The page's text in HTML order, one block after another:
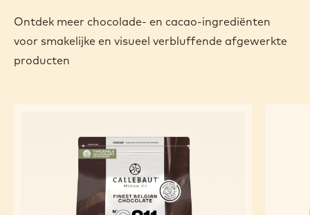
Ontdek meer chocolade- en cacao-ingrediënten
voor smakelijke en visueel verbluffende afgewerkte
producten